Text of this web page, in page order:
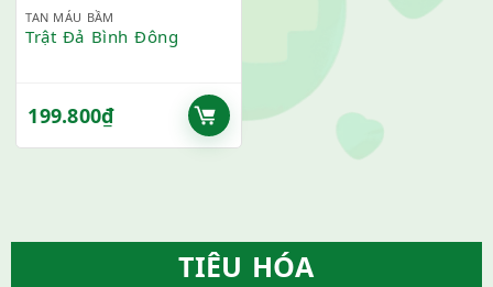
TAN MÁU BẦM
Trật Đả Bình Đông
199.800₫
TIÊU HÓA